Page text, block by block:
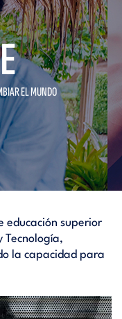
EL MUNDO
educación superior
Tecnología,
la capacidad para